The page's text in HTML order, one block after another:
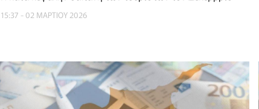
15:37 - 02 ΜΑΡΤΙΟΥ 2026